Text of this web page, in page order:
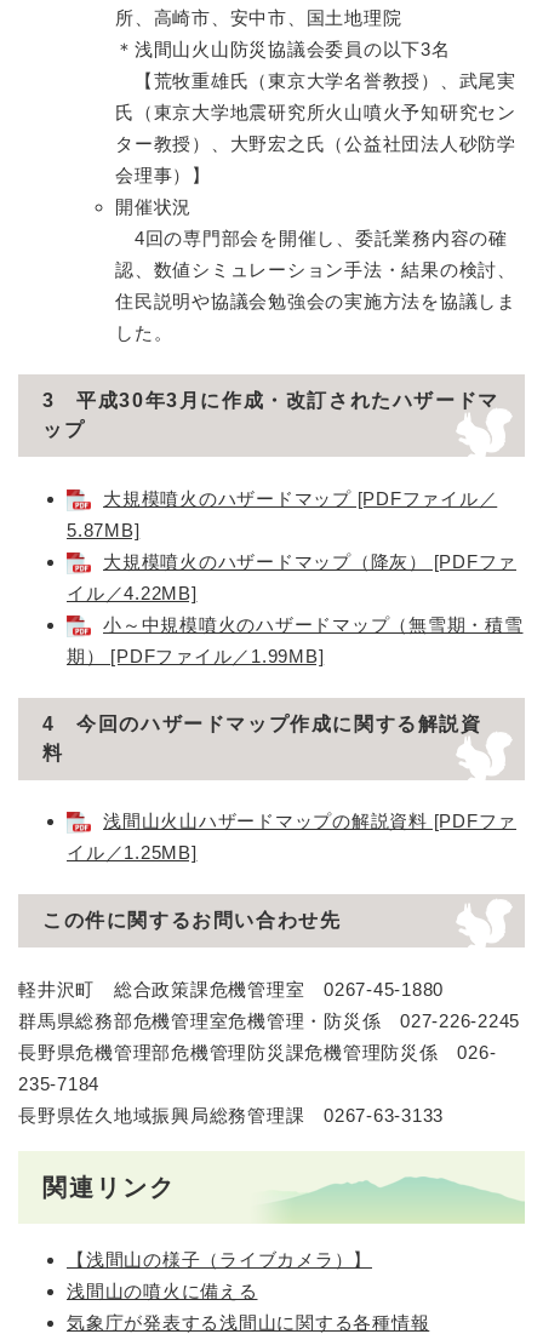
所、高崎市、安中市、国土地理院
＊浅間山火山防災協議会委員の以下3名
【荒牧重雄氏（東京大学名誉教授）、武尾実
氏（東京大学地震研究所火山噴火予知研究セン
ター教授）、大野宏之氏（公益社団法人砂防学
会理事）】
開催状況
​ 4回の専門部会を開催し、委託業務内容の確
認、数値シミュレーション手法・結果の検討、
住民説明や協議会勉強会の実施方法を協議しま
した。
3 平成30年3月に作成・改訂されたハザードマ
ップ
大規模噴火のハザードマップ [PDFファイル／
5.87MB]
大規模噴火のハザードマップ（降灰） [PDFファ
イル／4.22MB]
小～中規模噴火のハザードマップ（無雪期・積雪
期） [PDFファイル／1.99MB]
4 今回のハザードマップ作成に関する解説資
料
浅間山火山ハザードマップの解説資料 [PDFファ
イル／1.25MB]
この件に関するお問い合わせ先
軽井沢町 総合政策課危機管理室 0267-45-1880
群馬県総務部危機管理室危機管理・防災係 027-226-2245
長野県危機管理部危機管理防災課危機管理防災係 026-
235-7184
長野県佐久地域振興局総務管理課 0267-63-3133
関連リンク
【浅間山の様子（ライブカメラ）】
浅間山の噴火に備える
気象庁が発表する浅間山に関する各種情報